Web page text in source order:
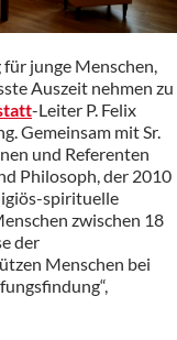
junge Menschen,
Auszeit nehmen zu
-Leiter P. Felix
Gemeinsam mit Sr.
und Referenten
Philosoph, der 2010
spirituelle
zwischen 18
der
Menschen bei